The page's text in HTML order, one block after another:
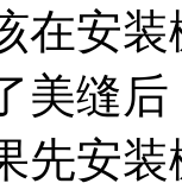
在安
美缝
先安